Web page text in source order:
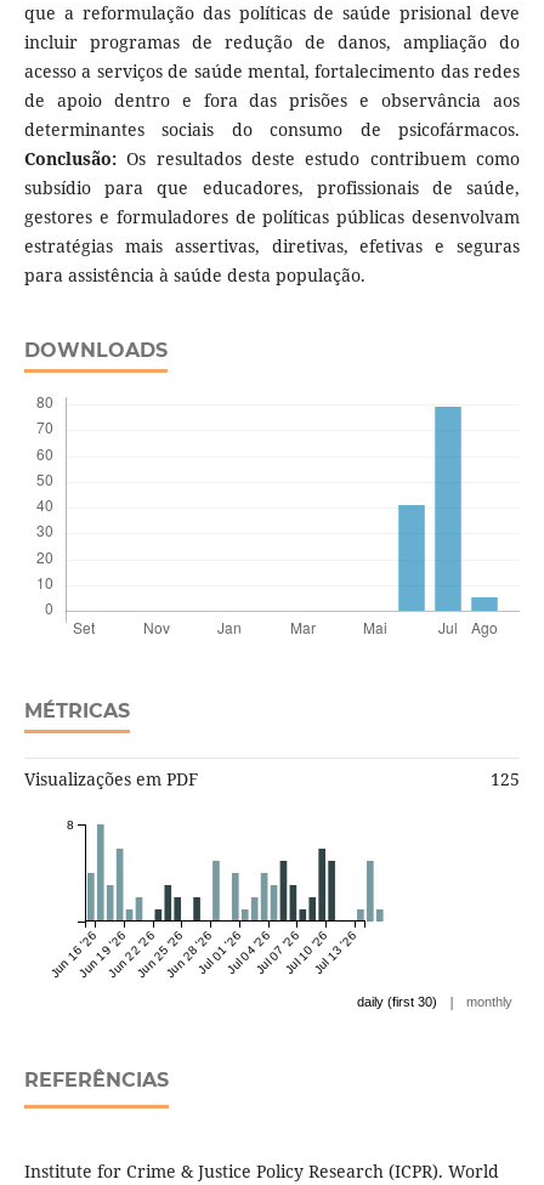
que a reformulação das políticas de saúde prisional deve
incluir programas de redução de danos, ampliação do
acesso a serviços de saúde mental, fortalecimento das redes
de apoio dentro e fora das prisões e observância aos
determinantes sociais do consumo de psicofármacos.
Conclusão:Os resultados deste estudo contribuem como
subsídio para que educadores, profissionais de saúde,
gestores e formuladores de políticas públicas desenvolvam
estratégias mais assertivas, diretivas, efetivas e seguras
para assistência à saúde desta população.
DOWNLOADS
MÉTRICAS
Visualizações em PDF 125
Jun 16 '26Jun 19 '26Jun 22 '26Jun 25 '26Jun 28 '26Jul 01 '26Jul 04 '26Jul 07 '26Jul 10 '26Jul 13 '26
8
daily (first 30) | monthly
REFERÊNCIAS
Institute for Crime & Justice Policy Research (ICPR). World